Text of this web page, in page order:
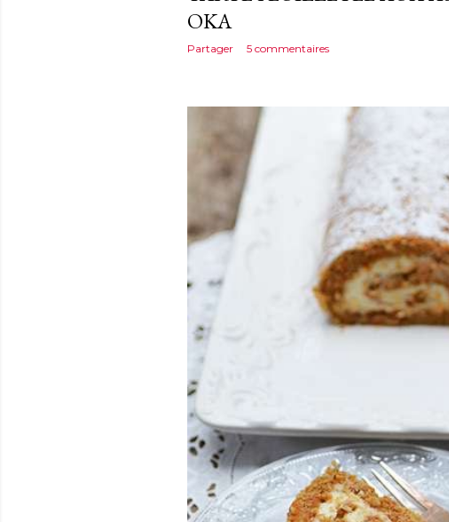
OKA
Partager 5 commentaires